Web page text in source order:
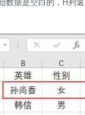
数据是空白的，H列